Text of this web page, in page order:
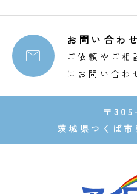

お問い合わせ
ご依頼やご相
にお問い合わ
〒
茨城県つくば